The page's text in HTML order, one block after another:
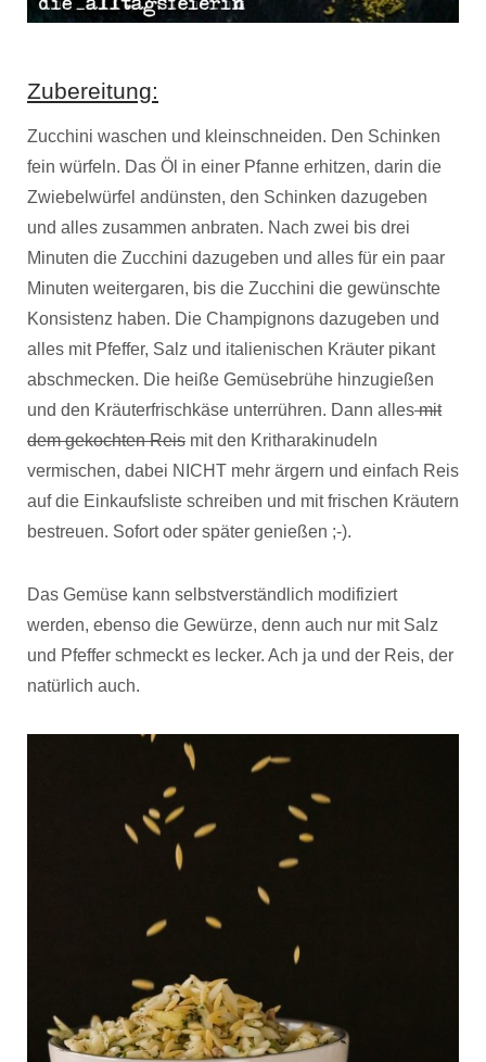
Zubereitung:
Zucchini waschen und kleinschneiden. Den Schinken
fein würfeln. Das Öl in einer Pfanne erhitzen, darin die
Zwiebelwürfel andünsten, den Schinken dazugeben
und alles zusammen anbraten. Nach zwei bis drei
Minuten die Zucchini dazugeben und alles für ein paar
Minuten weitergaren, bis die Zucchini die gewünschte
Konsistenz haben. Die Champignons dazugeben und
alles mit Pfeffer, Salz und italienischen Kräuter pikant
abschmecken. Die heiße Gemüsebrühe hinzugießen
und den Kräuterfrischkäse unterrühren. Dann allesmit
dem gekochten Reis mit den Kritharakinudeln
vermischen, dabei NICHT mehr ärgern und einfach Reis
auf die Einkaufsliste schreiben und mit frischen Kräutern
bestreuen. Sofort oder später genießen ;-).
Das Gemüse kann selbstverständlich modifiziert
werden, ebenso die Gewürze, denn auch nur mit Salz
und Pfeffer schmeckt es lecker. Ach ja und der Reis, der
natürlich auch.